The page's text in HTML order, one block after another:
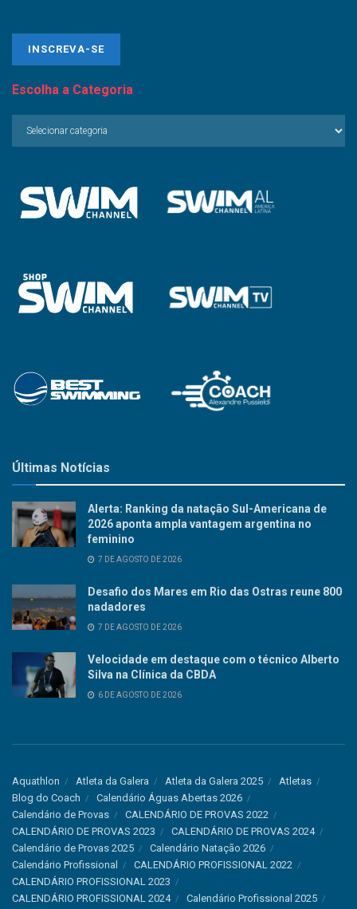
Escolha a Categoria
Últimas Notícias
Alerta: Ranking da natação Sul-Americana de
2026 aponta ampla vantagem argentina no
feminino
7 DE AGOSTO DE 2026
Desafio dos Mares em Rio das Ostras reune 800
nadadores
7 DE AGOSTO DE 2026
Velocidade em destaque com o técnico Alberto
Silva na Clínica da CBDA
6 DE AGOSTO DE 2026
Aquathlon Atleta da Galera Atleta da Galera 2025
Atletas
Blog do Coach
Calendário Águas Abertas 2026
Calendário de Provas
CALENDÁRIO DE PROVAS 2022
CALENDÁRIO DE PROVAS 2023
CALENDÁRIO DE PROVAS 2024
Calendário de Provas 2025
Calendário Natação 2026
Calendário Profissional
CALENDÁRIO PROFISSIONAL 2022
CALENDÁRIO PROFISSIONAL 2023
CALENDÁRIO PROFISSIONAL 2024
Calendário Profissional 2025